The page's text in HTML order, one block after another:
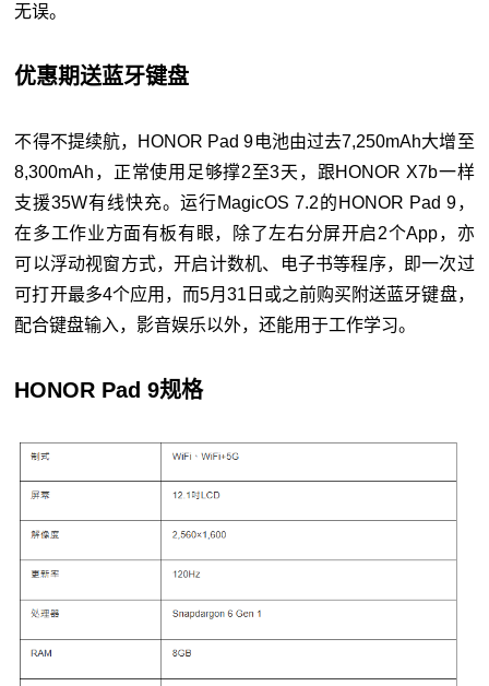
无误。
优惠期送蓝牙键盘
不得不提续航，HONOR Pad 9电池由过去7,250mAh大增至
8,300mAh，正常使用足够撑2至3天，跟HONOR X7b一样
支援35W有线快充。运行MagicOS 7.2的HONOR Pad 9，
在多工作业方面有板有眼，除了左右分屏开启2个App，亦
可以浮动视窗方式，开启计数机、电子书等程序，即一次过
可打开最多4个应用，而5月31日或之前购买附送蓝牙键盘，
配合键盘输入，影音娱乐以外，还能用于工作学习。
HONOR Pad 9规格